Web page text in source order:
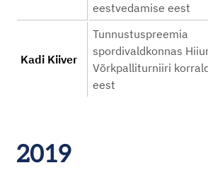
eestvedamise eest
Kadi Kiiver
Tunnustuspreemia
spordivaldkonnas
Võrkpalliturniiri
eest
2019